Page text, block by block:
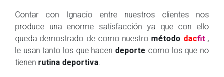
Contar con Ignacio entre nuestros clientes nos
produce una enorme satisfacción ya que con ello
queda demostrado de como nuestro método dacfit,
le usan tanto los que hacen deporte como los que no
tienen rutina deportiva.